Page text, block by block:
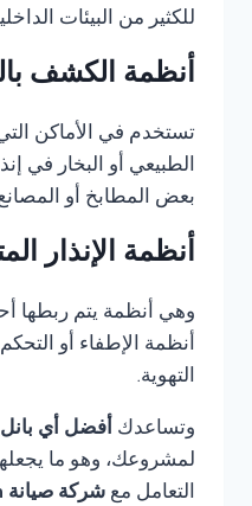
للكثير من البيئات
أنظمة الكشف
تستخدم في الأماكن
الطبيعي أو البخار في
بعض المطابخ أو
أنظمة الإنذار
وهي أنظمة يتم ربطها
أنظمة الإطفاء أو
التهوية.
وتساعدك أفضل أي بانل
لمشروعك، وهو ما
التعامل مع